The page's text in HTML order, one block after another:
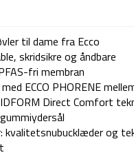
til dame fra Ecco
skridsikre og åndbare
fri membran
ECCO PHORENE
Direct Comfort
kvalitetsnubucklæder og